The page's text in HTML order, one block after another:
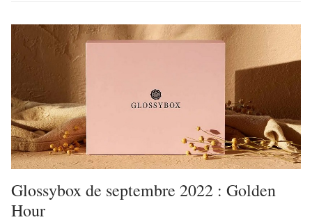
Glossybox de septembre 2022 : Golden
Hour